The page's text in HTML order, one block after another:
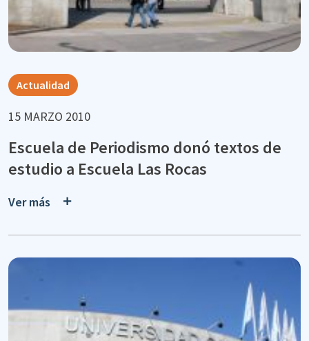
Actualidad
15 MARZO 2010
Escuela de Periodismo donó textos de
estudio a Escuela Las Rocas
Ver más